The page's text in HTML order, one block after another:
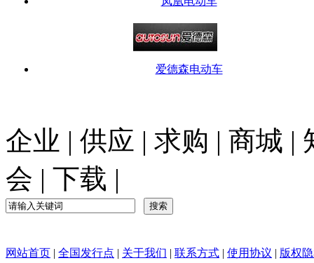
爱德森电动车
企业 | 供应 | 求购 | 商城 |
会 | 下载 |
网站首页 | 全国发行点 | 关于我们 | 联系方式 | 使用协议 | 版权